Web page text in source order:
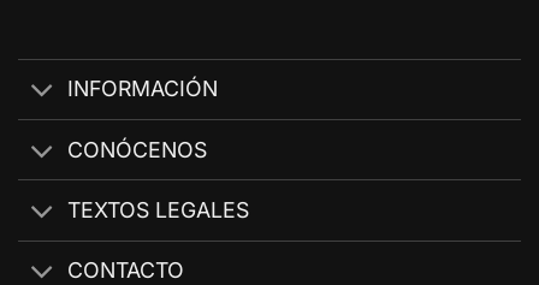
INFORMACIÓN
CONÓCENOS
TEXTOS LEGALES
CONTACTO